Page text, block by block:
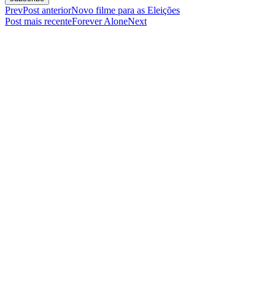
PrevPost anteriorNovo filme para as Eleições
Post mais recenteForever AloneNext